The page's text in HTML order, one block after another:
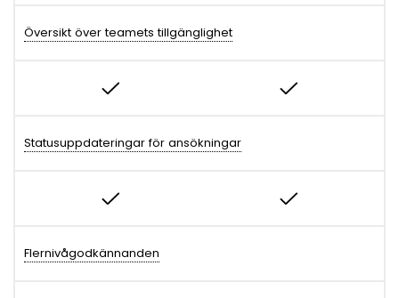
Översikt över teamets tillgänglighet
Statusuppdateringar för ansökningar
Flernivågodkännanden